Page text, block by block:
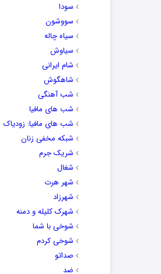
سودا
سووشون
سیاه چاله
سیاوش
شام ایرانی
شاهگوش
شب آهنگی
شب های مافیا
شب های مافیا: زودیاک
شبکه مخفی زنان
شریک جرم
شغال
شهر هرت
شهرزاد
شهرک کلیله و دمنه
شوخی با شما
شوخی کردم
صداتو
ضد